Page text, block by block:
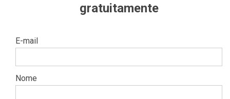
gratuitamente
E-mail
Nome